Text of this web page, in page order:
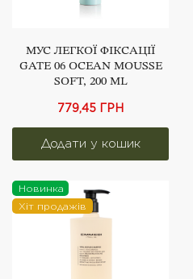
МУС ЛЕГКОЇ ФІКСАЦІЇ
GATE 06 OCEAN MOUSSE
SOFT, 200 ML
779,45 ГРН
Новинка
Хіт продажів